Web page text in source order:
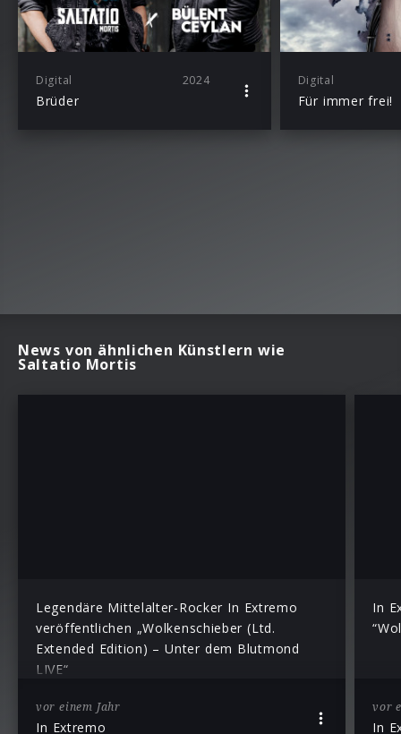
Digital 2024
Brüder
Digital
Für immer frei!
News von ähnlichen Künstlern wie
Saltatio Mortis
Legendäre Mittelalter-Rocker In Extremo
veröffentlichen „Wolkenschieber (Ltd.
Extended Edition) – Unter dem Blutmond
LIVE“
vor einem Jahr
In Extremo
In
vor
In